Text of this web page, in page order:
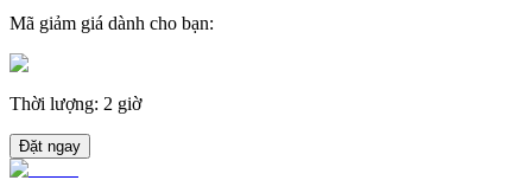
Mã giảm giá dành cho bạn:
Thời lượng: 2 giờ
Đặt ngay